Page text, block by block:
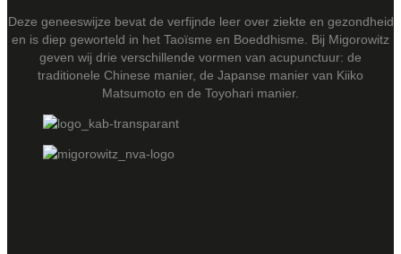
Deze geneeswijze bevat de verfijnde leer over ziekte en gezondheid
en is diep geworteld in het Taoïsme en Boeddhisme. Bij Migorowitz
geven wij drie verschillende vormen van acupunctuur: de
traditionele Chinese manier, de Japanse manier van Kiiko
Matsumoto en de Toyohari manier.